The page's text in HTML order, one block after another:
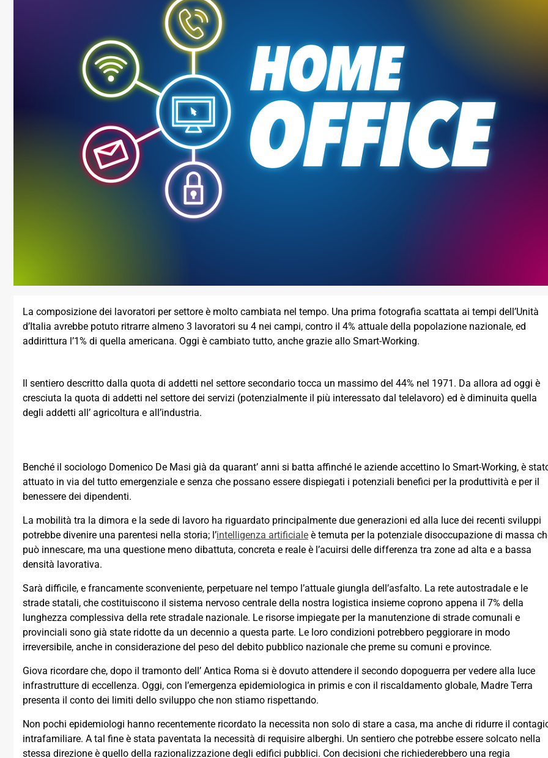
La composizione dei lavoratori per settore è molto cambiata nel tempo. Una prima fotografia scattata ai tempi dell’Unità
d’Italia avrebbe potuto ritrarre almeno 3 lavoratori su 4 nei campi, contro il 4% attuale della popolazione nazionale, ed
addirittura l’1% di quella americana. Oggi è cambiato tutto, anche grazie allo Smart-Working.
Il sentiero descritto dalla quota di addetti nel settore secondario tocca un massimo del 44% nel 1971. Da allora ad oggi è
cresciuta la quota di addetti nel settore dei servizi (potenzialmente il più interessato dal telelavoro) ed è diminuita quella
degli addetti all’ agricoltura e all’industria.
Benché il sociologo Domenico De Masi già da quarant’ anni si batta affinché le aziende accettino lo Smart-Working, è
attuato in via del tutto emergenziale e senza che possano essere dispiegati i potenziali benefici per la produttività e per il
benessere dei dipendenti.
La mobilità tra la dimora e la sede di lavoro ha riguardato principalmente due generazioni ed alla luce dei recenti sviluppi
potrebbe divenire una parentesi nella storia; l’intelligenza artificiale è temuta per la potenziale disoccupazione di massa
può innescare, ma una questione meno dibattuta, concreta e reale è l’acuirsi delle differenza tra zone ad alta e a bassa
densità lavorativa.
Sarà difficile, e francamente sconveniente, perpetuare nel tempo l’attuale giungla dell’asfalto. La rete autostradale e le
strade statali, che costituiscono il sistema nervoso centrale della nostra logistica insieme coprono appena il 7% della
lunghezza complessiva della rete stradale nazionale. Le risorse impiegate per la manutenzione di strade comunali e
provinciali sono già state ridotte da un decennio a questa parte. Le loro condizioni potrebbero peggiorare in modo
irreversibile, anche in considerazione del peso del debito pubblico nazionale che preme su comuni e province.
Giova ricordare che, dopo il tramonto dell’ Antica Roma si è dovuto attendere il secondo dopoguerra per vedere alla luce
infrastrutture di eccellenza. Oggi, con l’emergenza epidemiologica in primis e con il riscaldamento globale, Madre Terra
presenta il conto dei limiti dello sviluppo che non stiamo rispettando.
Non pochi epidemiologi hanno recentemente ricordato la necessita non solo di stare a casa, ma anche di ridurre il
intrafamiliare. A tal fine è stata paventata la necessità di requisire alberghi. Un sentiero che potrebbe essere solcato nella
stessa direzione è quello della razionalizzazione degli edifici pubblici. Con decisioni che richiederebbero una regia